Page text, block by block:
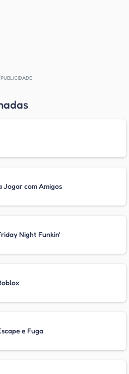
Jogar com Amigos
Night Funkin'
e Fuga